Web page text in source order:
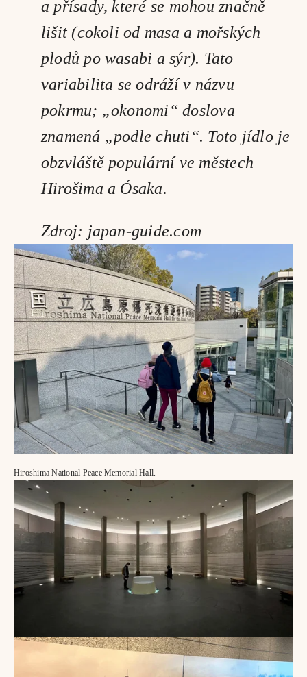
a přísady, které se mohou značně
lišit (cokoli od masa a mořských
plodů po wasabi a sýr). Tato
variabilita se odráží v názvu
pokrmu; „okonomi“ doslova
znamená „podle chuti“. Toto jídlo je
obzvláště populární ve městech
Hirošima a Ósaka.
Zdroj: japan-guide.com
Hiroshima National Peace Memorial Hall.